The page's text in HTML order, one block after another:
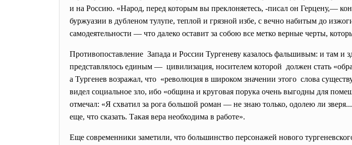
и на Россию. «Народ, перед которым вы преклоняетесь, -писал он Герцену,—
буржуазии в дубленом тулупе, теплой и грязной избе, с вечно набитым до
самодеятельности — что далеко оставит за собою все метко верные черты,
Противопоставление Запада и России Тургеневу казалось фальшивым: и там и
представлялось единым — цивилизация, носителем которой должен стать
а Тургенев возражал, что «революция в широком значении этого слова
видел социальное зло, ибо «община и круговая порука очень выгодны для
отмечал: «Я схватил за рога большой роман — не знаю только, одолею ли
еще, что сказать. Такая вера необходима в работе».
Еще современники заметили, что большинство персонажей нового